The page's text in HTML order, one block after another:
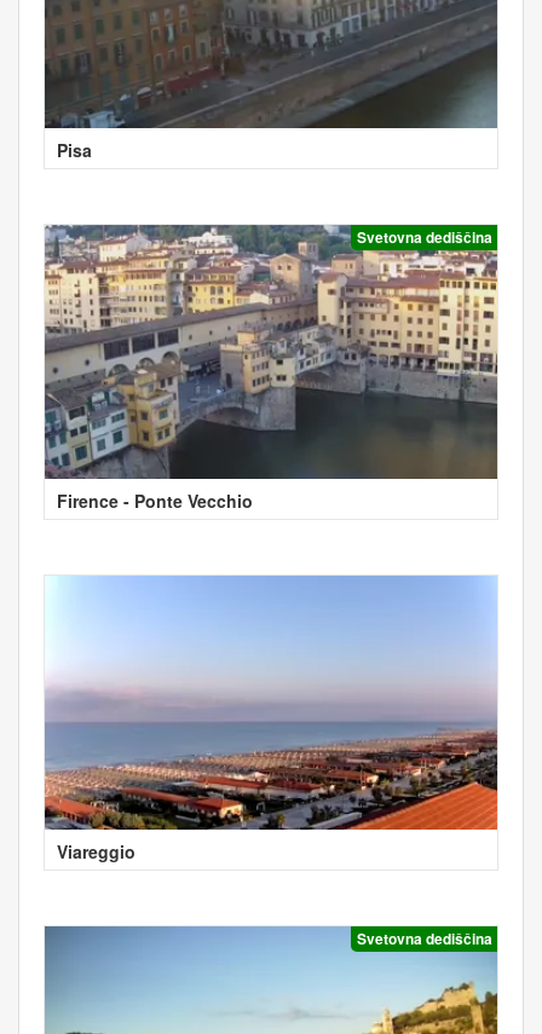
Pisa
Svetovna dediščina
Firence - Ponte Vecchio
Viareggio
Svetovna dediščina